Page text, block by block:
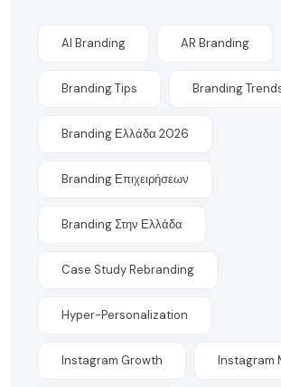
AI Branding AR Branding
Branding Tips Branding
Branding Ελλάδα 2026
Branding Επιχειρήσεων
Branding Στην Ελλάδα
Case Study Rebranding
Hyper-Personalization
Instagram Growth Instagram